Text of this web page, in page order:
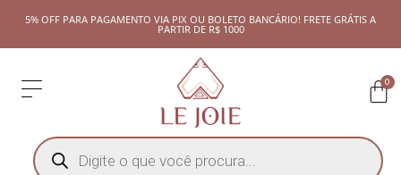
5% OFF PARA PAGAMENTO VIA PIX OU BOLETO BANCÁRIO! FRETE GRÁTIS A
PARTIR DE R$ 1000
0